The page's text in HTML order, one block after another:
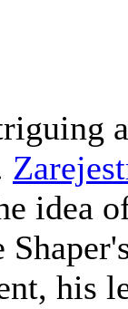
idea
his